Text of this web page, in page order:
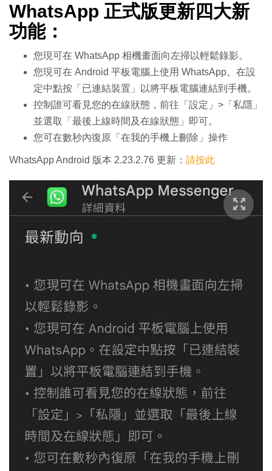
WhatsApp 正式版更新四大新
功能：
您現可在 WhatsApp 相機畫面向左掃以輕鬆錄影。
您現可在 Android 平板電腦上使用 WhatsApp。在設
定中點按「已連結裝置」以將平板電腦連結到手機。
控制誰可看見您的在線狀態，前往「設定」>「私隱」
並選取「最後上線時間及在線狀態」即可。
您可在數秒內復原「在我的手機上刪除」操作
WhatsApp Android 版本 2.23.2.76 更新： 請按此